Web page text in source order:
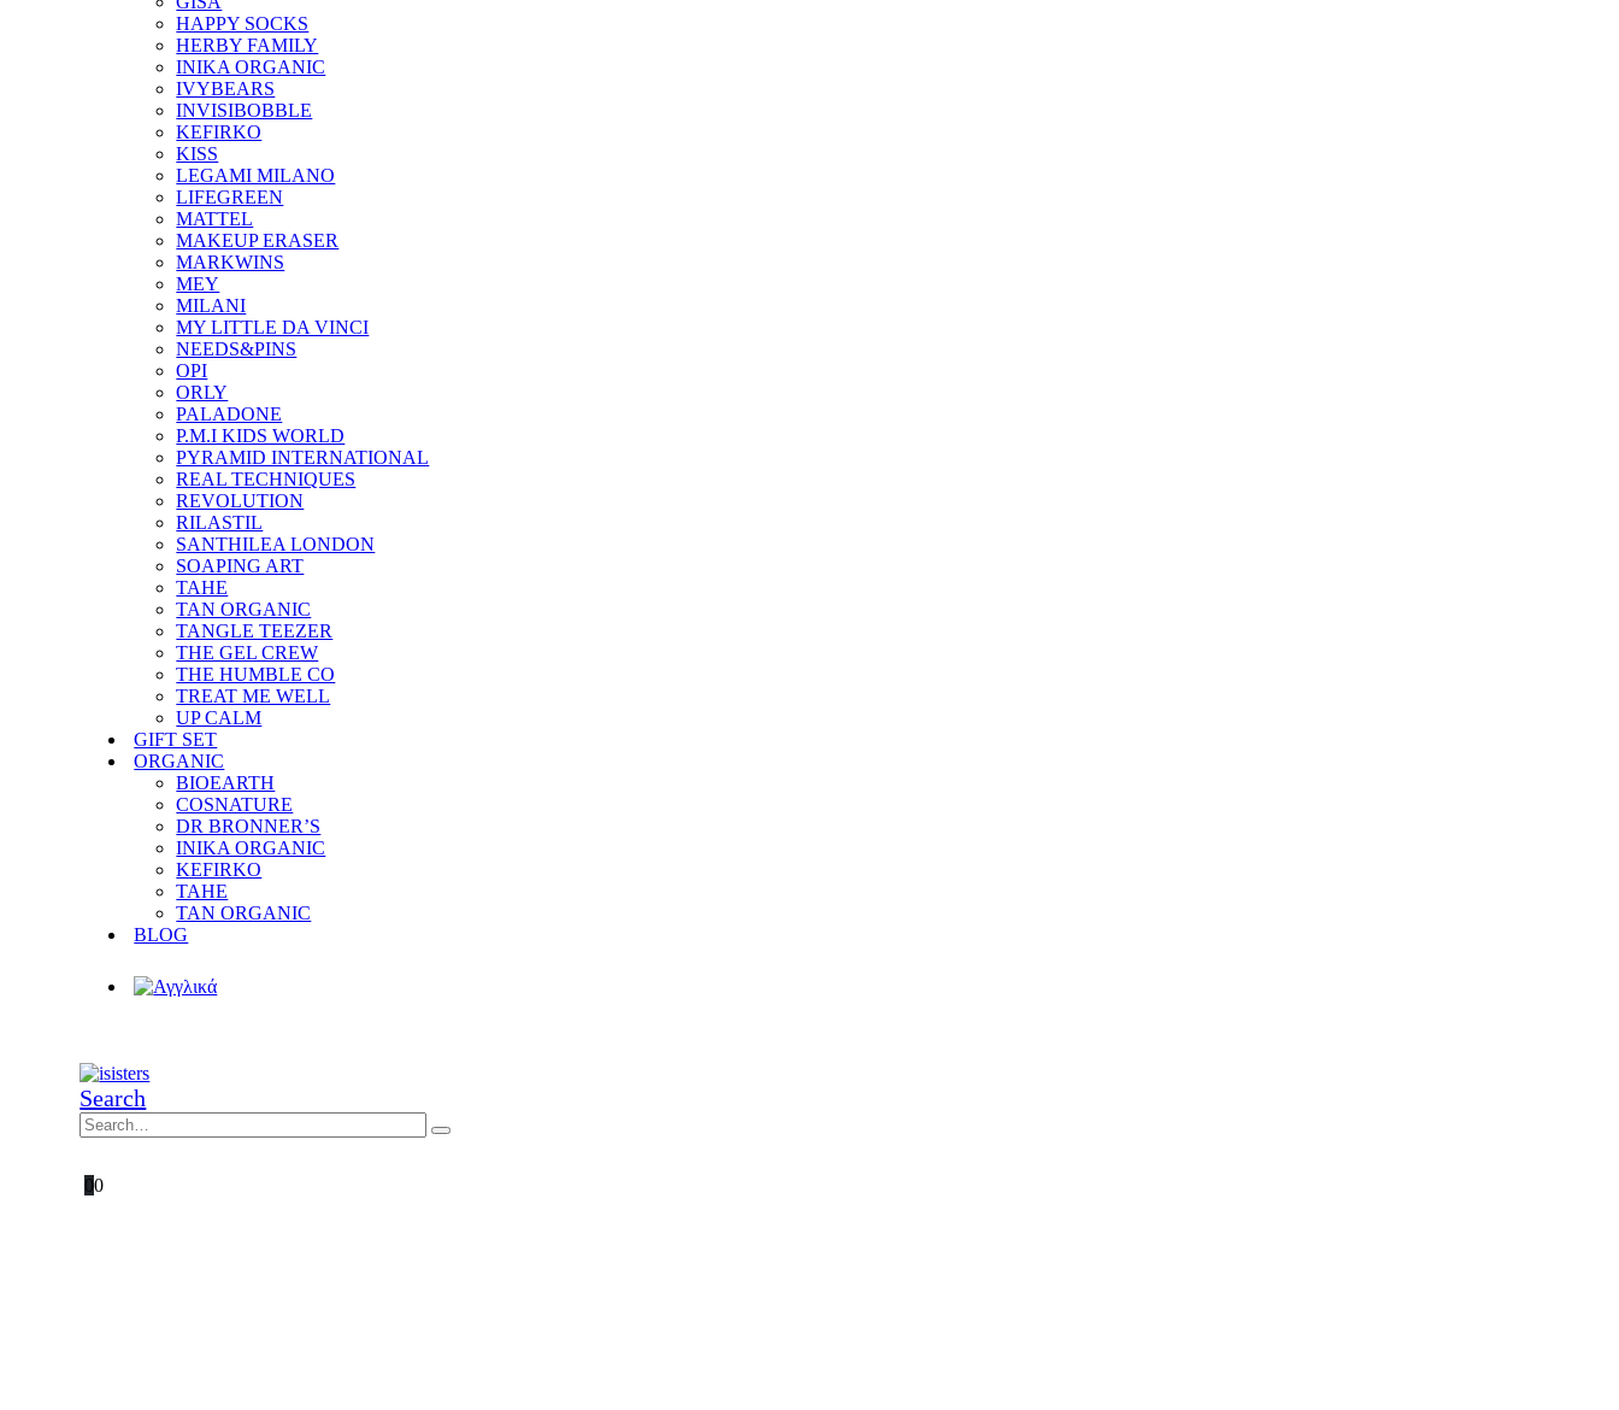
HAPPY SOCKS
HERBY FAMILY
INIKA ORGANIC
IVYBEARS
INVISIBOBBLE
KEFIRKO
KISS
LEGAMI MILANO
LIFEGREEN
MATTEL
MAKEUP ERASER
MARKWINS
MEY
MILANI
MY LITTLE DA VINCI
NEEDS&PINS
OPI
ORLY
PALADONE
P.M.I KIDS WORLD
PYRAMID INTERNATIONAL
REAL TECHNIQUES
REVOLUTION
RILASTIL
SANTHILEA LONDON
SOAPING ART
TAHE
TAN ORGANIC
TANGLE TEEZER
THE GEL CREW
THE HUMBLE CO
TREAT ME WELL
UP CALM
GIFT SET
ORGANIC
BIOEARTH
COSNATURE
DR BRONNER’S
INIKA ORGANIC
KEFIRKO
TAHE
TAN ORGANIC
BLOG
Search
00